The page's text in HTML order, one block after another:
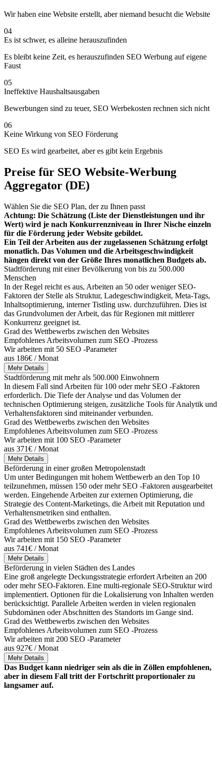
Wir haben eine Website erstellt, aber niemand besucht die Website
04
Es ist schwer, es alleine herauszufinden
Es bleibt keine Zeit, es herauszufinden SEO Werbung auf eigene
Faust
05
Ineffektive Haushaltsausgaben
Bewerbungen sind zu teuer, SEO Werbekosten rechnen sich nicht
06
Keine Wirkung von SEO Förderung
SEO Es wird gearbeitet, aber es gibt kein Ergebnis
Preise für SEO Website-Werbung
Aggregator (DE)
Wählen Sie die SEO Plan, der zu Ihnen passt
Achtung: Die Schätzung (Liste der Dienstleistungen und ihr
Wert) wird je nach Konkurrenzniveau in Ihrer Nische einzeln
für die Förderung jeder Website gebildet.
Ein Teil der Arbeiten aus der zugelassenen Schätzung erfolgt
monatlich. Das Volumen und die Arbeitsgeschwindigkeit
hängen direkt von der Größe Ihres monatlichen Budgets ab.
Stadtförderung mit einer Bevölkerung von bis zu 500.000
Menschen
In der Regel reicht es aus, Arbeiten an 50 oder weniger SEO-
Faktoren der Stelle als Struktur, Ladegeschwindigkeit, Meta-Tags,
Inhaltsoptimierung, interner Tistling usw. durchzuführen. Dies ist
das Grundvolumen der Arbeit, das für Regionen mit mittlerer
Konkurrenz geeignet ist.
Grad des Wettbewerbs zwischen den Websites
Empfohlenes Arbeitsvolumen zum SEO -Prozess
Wir arbeiten mit 50 SEO -Parameter
aus 186€ / Monat
Mehr Details
Stadtförderung mit mehr als 500.000 Einwohnern
In diesem Fall sind Arbeiten für 100 oder mehr SEO -Faktoren
erforderlich. Die Tiefe der Analyse und das Volumen der
technischen Optimierung steigen, zusätzliche Tools für Analytik und
Verhaltensfaktoren sind miteinander verbunden.
Grad des Wettbewerbs zwischen den Websites
Empfohlenes Arbeitsvolumen zum SEO -Prozess
Wir arbeiten mit 100 SEO -Parameter
aus 371€ / Monat
Mehr Details
Beförderung in einer großen Metropolenstadt
Um unter Bedingungen mit hohem Wettbewerb an den Top 10
teilzunehmen, müssen 150 oder mehr SEO -Faktoren ausgearbeitet
werden. Eingehende Arbeiten zur externen Optimierung, die
Strategie des Content-Marketings, die Arbeit mit Reputation und
Verhaltensmetriken sind enthalten.
Grad des Wettbewerbs zwischen den Websites
Empfohlenes Arbeitsvolumen zum SEO -Prozess
Wir arbeiten mit 150 SEO -Parameter
aus 741€ / Monat
Mehr Details
Beförderung in vielen Städten des Landes
Eine groß angelegte Deckungsstrategie erfordert Arbeiten an 200
oder mehr SEO-Faktoren. Eine multi-regionale SEO-Struktur wird
implementiert. Optionen für die Lokalisierung von Inhalten werden
berücksichtigt. Parallele Arbeiten werden in vielen regionalen
Subdomänen oder Abschnitten des Standorts im Gange sind.
Grad des Wettbewerbs zwischen den Websites
Empfohlenes Arbeitsvolumen zum SEO -Prozess
Wir arbeiten mit 200 SEO -Parameter
aus 927€ / Monat
Mehr Details
Das Budget kann niedriger sein als die in Zöllen empfohlenen,
aber in diesem Fall tritt der Fortschritt proportionaler zu
langsamer auf.